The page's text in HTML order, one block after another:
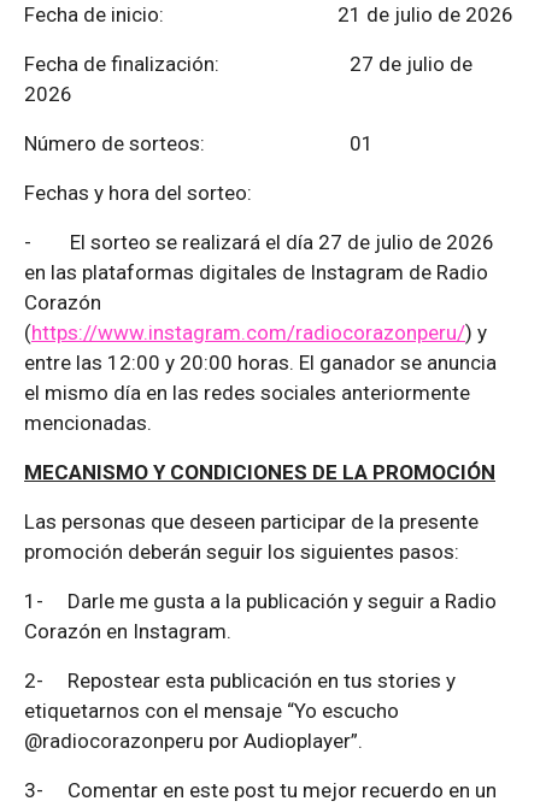
Fecha de inicio: 21 de julio de 2026
Fecha de finalización:
27 de julio de
2026
Número de sorteos: 01
Fechas y hora del sorteo:
- El sorteo se realizará el día 27 de julio de 2026
en las plataformas digitales de Instagram de Radio
Corazón
(https://www.instagram.com/radiocorazonperu/) y
entre las 12:00 y 20:00 horas. El ganador se anuncia
el mismo día en las redes sociales anteriormente
mencionadas.
MECANISMO Y CONDICIONES DE LA PROMOCIÓN
Las personas que deseen participar de la presente
promoción deberán seguir los siguientes pasos:
1- Darle me gusta a la publicación y seguir a Radio
Corazón en Instagram.
2- Repostear esta publicación en tus stories y
etiquetarnos con el mensaje “Yo escucho
@radiocorazonperu por Audioplayer”.
3- Comentar en este post tu mejor recuerdo en un